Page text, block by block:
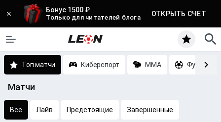
Бонус 1500 ₽
Только для читателей блога ОТКРЫТЬ СЧЕТ
Топ матчи Киберспорт MMA Футбол
Матчи
Все Лайв Предстоящие Завершенные